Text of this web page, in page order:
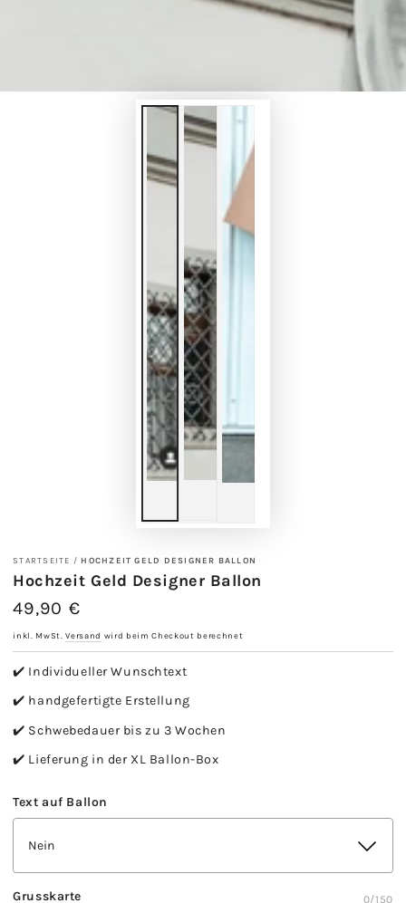
STARTSEITE / HOCHZEIT GELD DESIGNER BALLON
Hochzeit Geld Designer Ballon
Regulärer
49,90 €
inkl. MwSt.Versand wird beim Checkout berechnet
✔️ Individueller Wunschtext
✔️ handgefertigte Erstellung
✔️ Schwebedauer bis zu 3 Wochen
✔️ Lieferung in der XL Ballon-Box